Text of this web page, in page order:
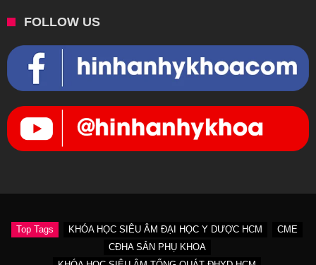
FOLLOW US
Top Tags KHÓA HỌC SIÊU ÂM ĐẠI HỌC Y DƯỢC HCM
CME
CĐHA SẢN PHỤ KHOA